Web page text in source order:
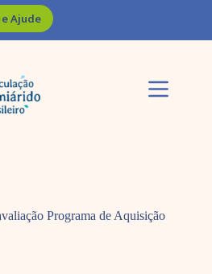
e Ajude
Programa de Aquisição